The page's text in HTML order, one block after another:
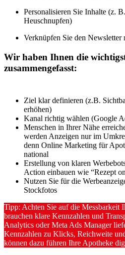
Personalisieren Sie Inhalte (z.
Heuschnupfen)
Verknüpfen Sie den Newsletter
Wir haben Ihnen die
zusammengefasst:
Ziel klar definieren (z.B.
erhöhen)
Kanal richtig wählen (Google
Menschen in Ihrer Nähe
werden Anzeigen nur im
denn Online Marketing für
national
Erstellung von klaren
Action einbauen wie “Rezept
Nutzen Sie für die
Stockfotos
Tipp: Achten Sie auf die Messbarkeit
brauchen klare Kennzahlen und
Analytics oder Meta Ads Manager
Kennzahlen zu Klicks, Reichweite
können dazu führen Ihre Apotheke